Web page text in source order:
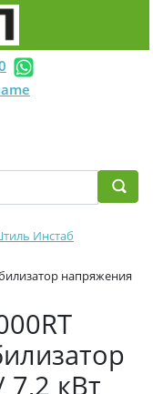
Инстаб
напряжения
кВт